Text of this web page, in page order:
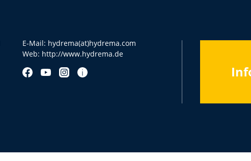
E-Mail: hydrema(at)hydrema.com
Web: http://www.hydrema.de